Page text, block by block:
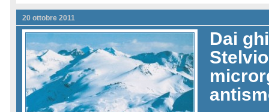
20 ottobre 2011
Dai